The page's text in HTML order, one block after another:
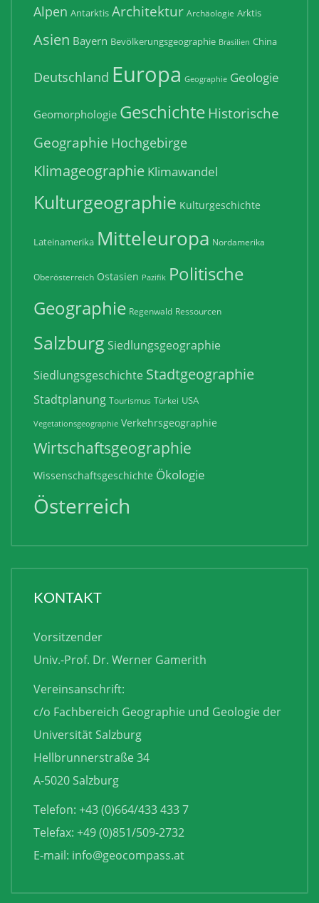
Alpen Antarktis Architektur Archäologie Arktis
Asien Bayern Bevölkerungsgeographie Brasilien China
Deutschland Europa Geographie Geologie
Geomorphologie GeschichteHistorische
Geographie Hochgebirge
Klimageographie Klimawandel
Kulturgeographie Kulturgeschichte
Lateinamerika Mitteleuropa Nordamerika
Oberösterreich Ostasien Pazifik Politische
Geographie Regenwald Ressourcen
Salzburg Siedlungsgeographie
Siedlungsgeschichte Stadtgeographie
Stadtplanung Tourismus Türkei USA
Vegetationsgeographie Verkehrsgeographie
Wirtschaftsgeographie
Wissenschaftsgeschichte Ökologie
Österreich
KONTAKT
Vorsitzender
Univ.-Prof. Dr. Werner Gamerith
Vereinsanschrift:
c/o Fachbereich Geographie und Geologie der
Universität Salzburg
Hellbrunnerstraße 34
A-5020 Salzburg
Telefon: +43 (0)664/433 433 7
Telefax: +49 (0)851/509-2732
E-mail: info@geocompass.at